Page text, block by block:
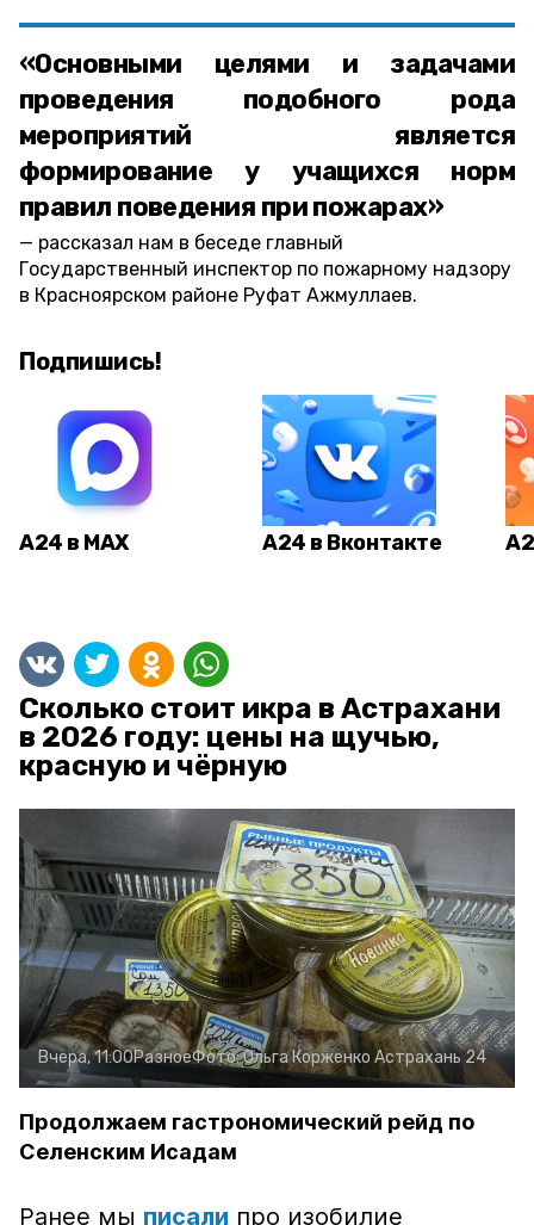
«Основными целями и задачами
проведения подобного рода
мероприятий является
формирование у учащихся норм
правил поведения при пожарах»
рассказал нам в беседе главный
Государственный инспектор по пожарному надзору
в Красноярском районе Руфат Ажмуллаев.
Подпишись!
А24 в MAX А24 в Вконтакте
Сколько стоит икра в Астрахани
в 2026 году: цены на щучью,
красную и чёрную
Вчера, 11:00РазноеФото:Ольга Корженко Астрахань 24
Продолжаем гастрономический рейд по
Селенским Исадам
Ранее мы писали про изобилие